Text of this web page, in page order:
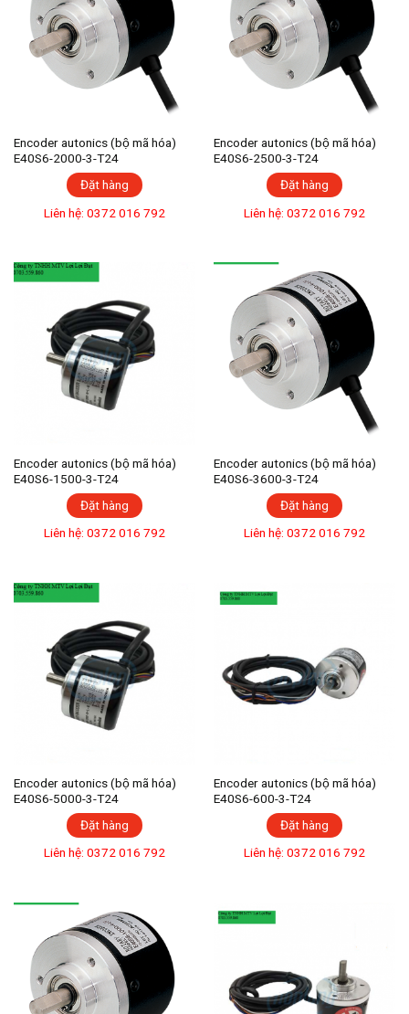
Encoder autonics (bộ mã hóa)
E40S6-2000-3-T24
Đặt hàng
Liên hệ: 0372 016 792
Encoder autonics (bộ mã hóa)
E40S6-2500-3-T24
Đặt hàng
Liên hệ: 0372 016 792
Encoder autonics (bộ mã hóa)
E40S6-1500-3-T24
Đặt hàng
Liên hệ: 0372 016 792
Encoder autonics (bộ mã hóa)
E40S6-3600-3-T24
Đặt hàng
Liên hệ: 0372 016 792
Encoder autonics (bộ mã hóa)
E40S6-5000-3-T24
Đặt hàng
Liên hệ: 0372 016 792
Encoder autonics (bộ mã hóa)
E40S6-600-3-T24
Đặt hàng
Liên hệ: 0372 016 792